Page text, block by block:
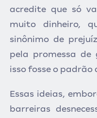
acredite que só
muito dinheiro,
sinônimo de
pela promessa de
isso fosse o padrão
Essas ideias,
barreiras